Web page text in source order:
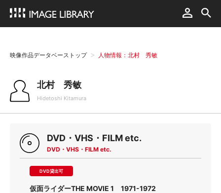
映像作品データベーストップ 人物情報：北村 秀敏
北村 秀敏
Hidetoshi Kitamura
DVD・VHS・FILM etc.
DVD・VHS・FILM etc.
DVD貸出可
仮面ライダーTHE MOVIE 1 1971-1972